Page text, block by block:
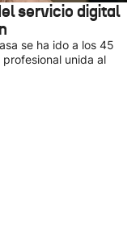
servicio digital
se ha ido a los 45
unida al